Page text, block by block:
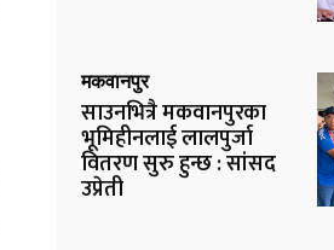
मकवानपुर
साउनभित्रै मकवानपुरका
भूमिहीनलाई लालपुर्जा
वितरण सुरु हुन्छ : सांसद
उप्रेती